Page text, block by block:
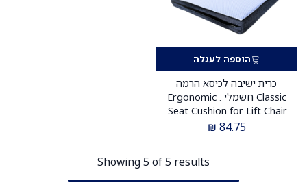
הוספה לעגלה
כרית ישיבה לכיסא הרמה
Classic חשמלי . Ergonomic
Seat Cushion for Lift Chair.
ציפוי נשלף ובסיס נגד החלקה.
84.75
₪
Showing 5 of 5 results